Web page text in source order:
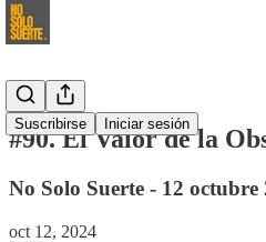
Suscribirse Iniciar sesión
#90. El Valor de la
No Solo Suerte - 12 octubre
oct 12, 2024